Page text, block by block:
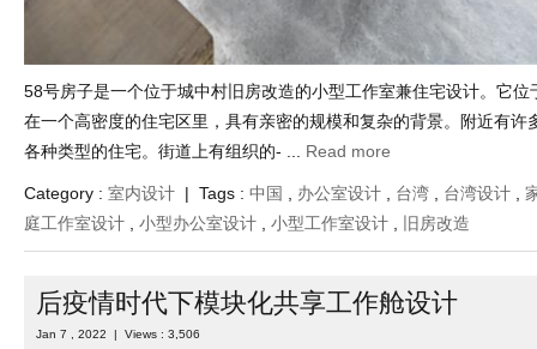
58号房子是一个位于城中村旧房改造的小型工作室兼住宅设计。它位
在一个高密度的住宅区里，具有亲密的规模和复杂的背景。附近有许
各种类型的住宅。街道上有组织的- ... Read more
Category : 室内设计 | Tags : 中国 办公室设计 台湾 台湾设计
庭工作室设计
小型办公室设计 小型工作室设计 旧房改造
后疫情时代下模块化共享工作舱设计
Jan 7 , 2022 | Views : 3,506